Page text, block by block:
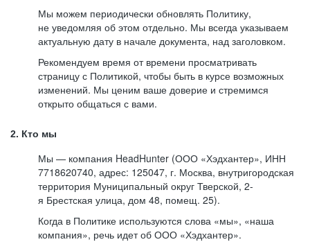
Мы можем периодически обновлять Политику,
не уведомляя об этом отдельно. Мы всегда указываем
актуальную дату в начале документа, над заголовком.
Рекомендуем время от времени просматривать
страницу с Политикой, чтобы быть в курсе возможных
изменений. Мы ценим ваше доверие и стремимся
открыто общаться с вами.
2. Кто мы
Мы — компания HeadHunter (ООО «Хэдхантер», ИНН
7718620740, адрес: 125047, г. Москва, внутригородская
территория Муниципальный округ Тверской, 2-
я Брестская улица, дом 48, помещ. 25).
Когда в Политике используются слова «мы», «наша
компания», речь идет об ООО «Хэдхантер».